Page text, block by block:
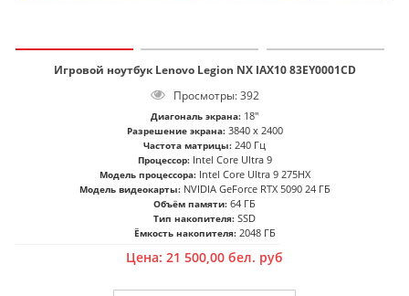
Игровой ноутбук Lenovo Legion NX IAX10 83EY0001CD
Просмотры: 392
Диагональ экрана: 18"
Разрешение экрана: 3840 x 2400
Частота матрицы: 240 Гц
Процессор: Intel Core Ultra 9
Модель процессора: Intel Core Ultra 9 275HX
Модель видеокарты: NVIDIA GeForce RTX 5090 24 ГБ
Объём памяти: 64 ГБ
Тип накопителя: SSD
Ёмкость накопителя: 2048 ГБ
Цена: 21 500,00 бел. руб